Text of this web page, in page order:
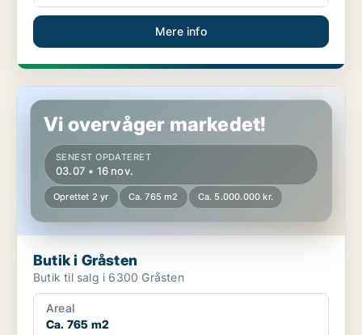
Mere info
Butik i Gråsten
Vi overvåger markedet!
SENEST OPDATERET
03.07 • 16 nov.
Oprettet 2 yr Ca. 765 m2 Ca. 5.000.000 kr.
Butik i Gråsten
Butik til salg i 6300 Gråsten
Areal
Ca. 765 m2